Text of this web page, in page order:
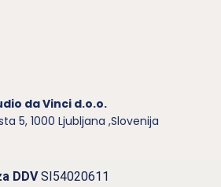
da Vinci d.o.o.
5, 1000 Ljubljana ,Slovenija
DDVSI54020611